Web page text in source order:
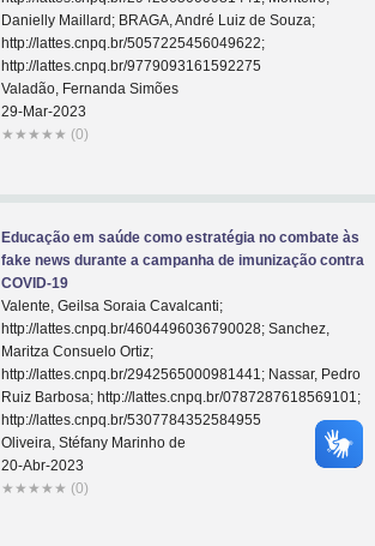
Danielly Maillard; BRAGA, André Luiz de Souza;
http://lattes.cnpq.br/5057225456049622;
http://lattes.cnpq.br/9779093161592275
Valadão, Fernanda Simões
29-Mar-2023
★ ★ ★ ★ ★ (0)
Educação em saúde como estratégia no combate às
fake news durante a campanha de imunização contra
COVID-19
Valente, Geilsa Soraia Cavalcanti;
http://lattes.cnpq.br/4604496036790028; Sanchez,
Maritza Consuelo Ortiz;
http://lattes.cnpq.br/2942565000981441; Nassar, Pedro
Ruiz Barbosa; http://lattes.cnpq.br/0787287618569101;
http://lattes.cnpq.br/5307784352584955
Oliveira, Stéfany Marinho de
20-Abr-2023
★ ★ ★ ★ ★ (0)